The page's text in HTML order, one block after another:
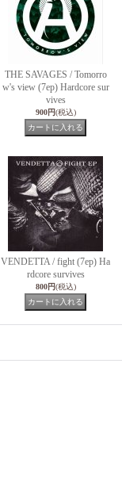
THE SAVAGES / Tomorro
w's view (7ep) Hardcore sur
vives
900円(税込)
VENDETTA / fight (7ep) Ha
rdcore survives
800円(税込)